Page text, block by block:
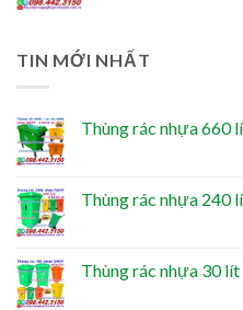
TIN MỚI NHẤT
Thùng rác nhựa 660
Thùng rác nhựa 240
Thùng rác nhựa 30